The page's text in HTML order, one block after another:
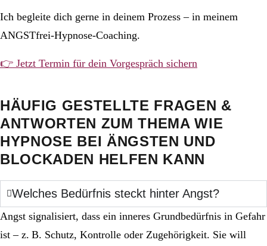
Ich begleite dich gerne in deinem Prozess – in meinem
ANGSTfrei-Hypnose-Coaching.
👉 Jetzt Termin für dein Vorgespräch sichern
HÄUFIG GESTELLTE FRAGEN &
ANTWORTEN ZUM THEMA WIE
HYPNOSE BEI ÄNGSTEN UND
BLOCKADEN HELFEN KANN
Welches Bedürfnis steckt hinter Angst?
Angst signalisiert, dass ein inneres Grundbedürfnis in Gefahr
ist – z. B. Schutz, Kontrolle oder Zugehörigkeit. Sie will